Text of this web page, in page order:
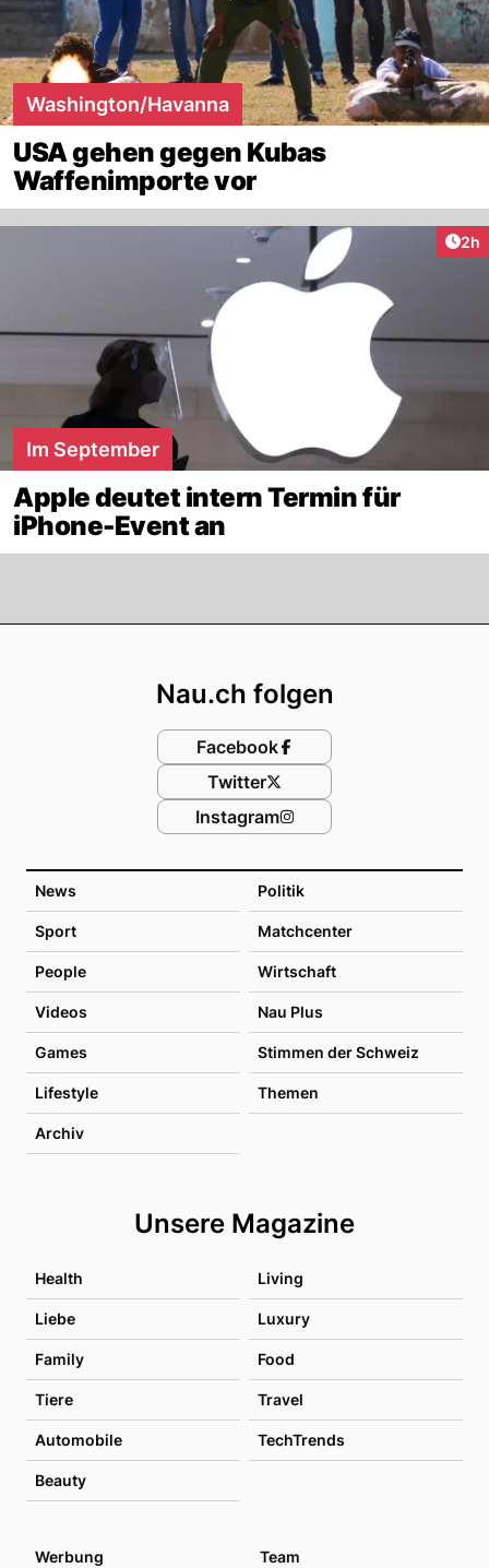
Washington/Havanna
USA gehen gegen Kubas
Waffenimporte vor
2h
Im September
Apple deutet intern Termin für
iPhone-Event an
News Politik
Sport Matchcenter
People Wirtschaft
Videos Nau Plus
Games Stimmen der Schweiz
Lifestyle Themen
Archiv
Unsere Magazine
Health Living
Liebe Luxury
Family Food
Tiere Travel
Automobile TechTrends
Beauty
Nau.ch folgen
Facebook
Twitter
Instagram
Werbung Team